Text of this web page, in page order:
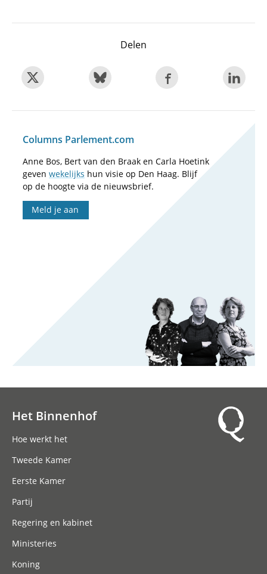
Delen
Columns Parlement.com
Anne Bos, Bert van den Braak en Carla Hoetink
geven wekelijks hun visie op Den Haag. Blijf
op de hoogte via de nieuwsbrief.
Meld je aan
Het Binnenhof
Hoe werkt het
Tweede Kamer
Eerste Kamer
Partij
Regering en kabinet
Ministeries
Koning